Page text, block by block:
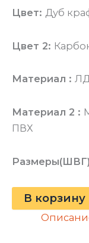
Цвет: Дуб
Цвет 2:
Материал :
Материал 2 :
ПВХ
В корзину